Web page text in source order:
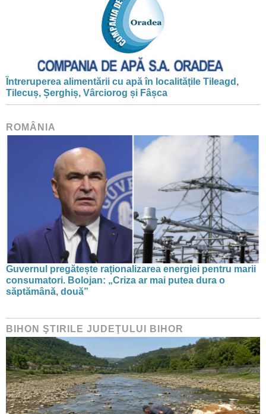
Întreruperea alimentării cu apă în localitățile Tileagd,
Tilecuș, Șerghiș, Vârciorog și Fâșca
ROMÂNIA
Guvernul pregătește raționalizarea energiei pentru marii
consumatori. Bolojan: „Criza ar mai putea dura o
săptămână, două”
BIHON ŞTIRILE JUDEŢULUI BIHOR